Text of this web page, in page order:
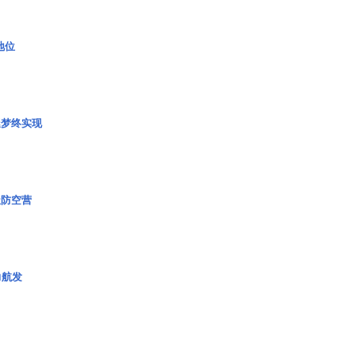
位
终实现
空营
发